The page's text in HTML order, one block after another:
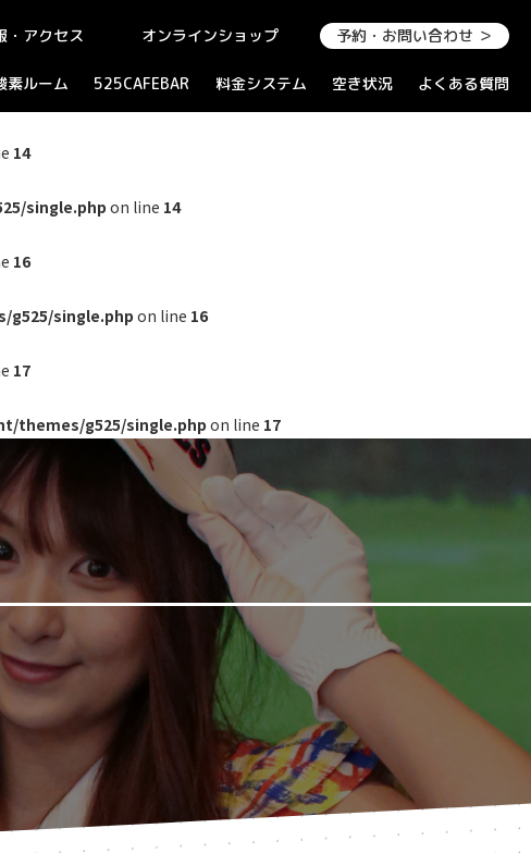
・アクセス オンラインショップ 予約・お問い合わせ ＞
素ルーム 525CAFEBAR 料金システム 空き状況 よくある質問
14
single.php on line 14
16
single.php on line 16
17
themes/g525/single.php on line 17